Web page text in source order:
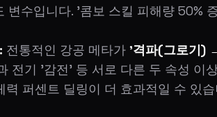
변수입니다. '콤보 스킬 피해량
전통적인 강공 메타가 '격파(그로기)
전기 '감전' 등 서로 다른 두 속성 이
퍼센트 딜링이 더 효과적일 수 있습